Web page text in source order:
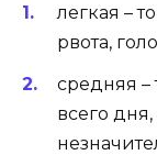
легкая –
рвота,
средняя –
всего